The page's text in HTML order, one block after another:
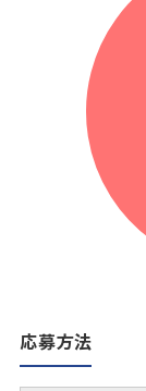
応募方法